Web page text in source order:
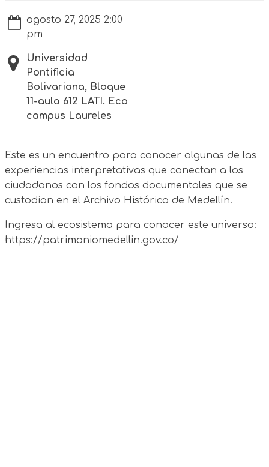
agosto 27, 2025 2:00
pm
Universidad
Pontificia
Bolivariana, Bloque
11-aula 612 LATI. Eco
campus Laureles
Este es un encuentro para conocer algunas de las
experiencias interpretativas que conectan a los
ciudadanos con los fondos documentales que se
custodian en el Archivo Histórico de Medellín.
Ingresa al ecosistema para conocer este universo:
https://patrimoniomedellin.gov.co/